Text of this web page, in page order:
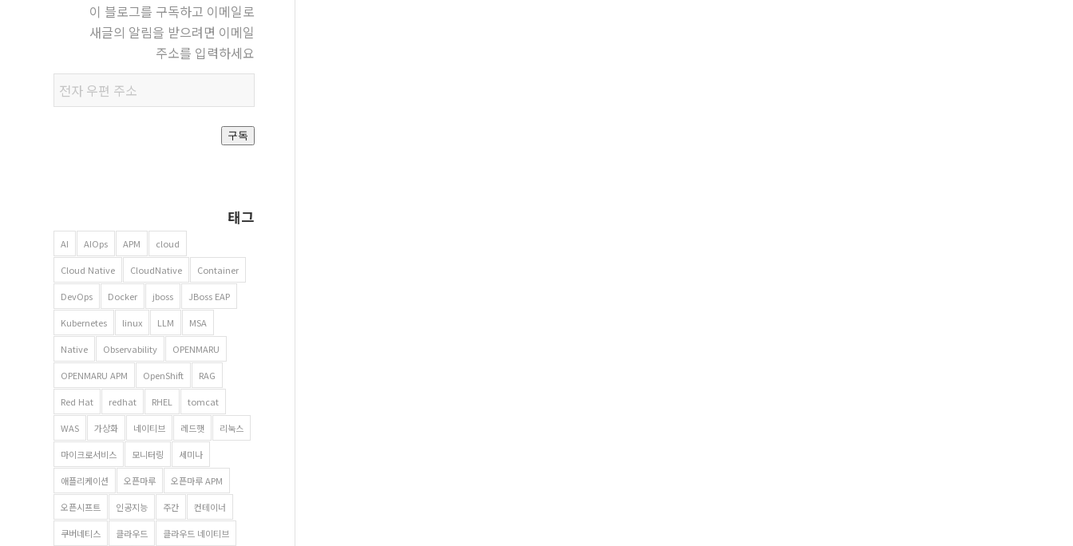
이 블로그를 구독하고 이메일로
새글의 알림을 받으려면 이메일
주소를 입력하세요
우편
주소
구독
태그
AI AIOps APM cloud
Cloud Native CloudNative Container
DevOps Docker jboss JBoss EAP
Kubernetes linux LLM MSA
Native Observability OPENMARU
OPENMARU APM OpenShift RAG
Red Hat redhat RHEL tomcat
WAS 가상화 네이티브 레드햇 리눅스
마이크로서비스 모니터링 세미나
애플리케이션 오픈마루 오픈마루 APM
오픈시프트 인공지능 주간 컨테이너
쿠버네티스 클라우드 클라우드 네이티브